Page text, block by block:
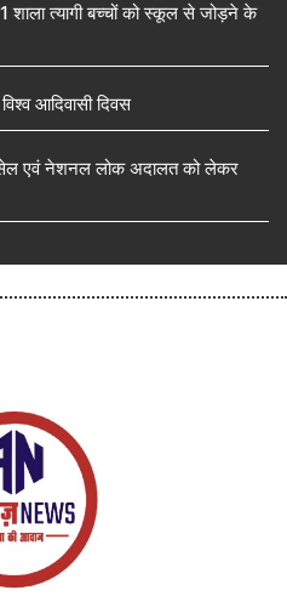
शाला त्यागी बच्चों को स्कूल से जोड़ने के
आदिवासी दिवस
सेल एवं नेशनल लोक अदालत को लेकर